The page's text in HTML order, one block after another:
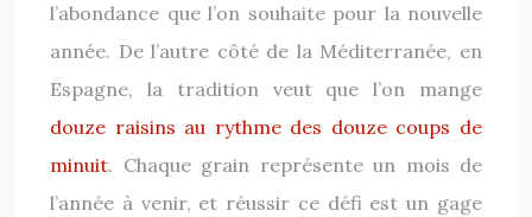
l’abondance que l’on souhaite pour la nouvelle
année. De l’autre côté de la Méditerranée, en
Espagne, la tradition veut que l’on mange
douze raisins au rythme des douze coups de
minuit. Chaque grain représente un mois de
l’année à venir, et réussir ce défi est un gage